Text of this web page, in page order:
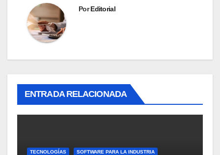
PorEditorial
ENTRADA RELACIONADA
TECNOLOGÍAS SOFTWARE PARA LA INDUSTRIA